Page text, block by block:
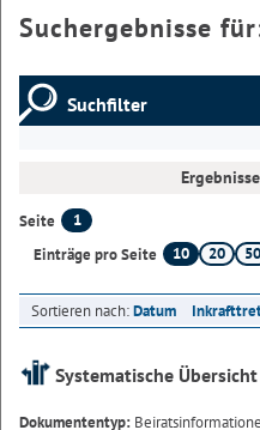
Suchergebnisse
Suchfilter
Seite
1
Einträge pro Seite
10 20 50
Sortieren nach:Datum
Systematische Übersicht
Dokumententyp: